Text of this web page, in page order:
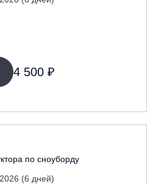
4 500 ₽
по сноуборду
(6 дней)